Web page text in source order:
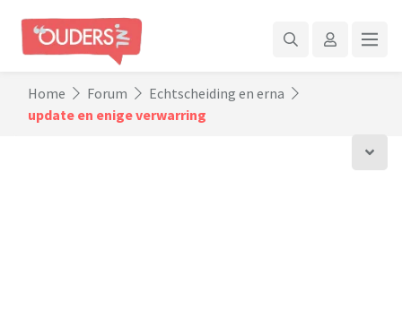
Home Forum
Echtscheiding en erna
update en enige verwarring